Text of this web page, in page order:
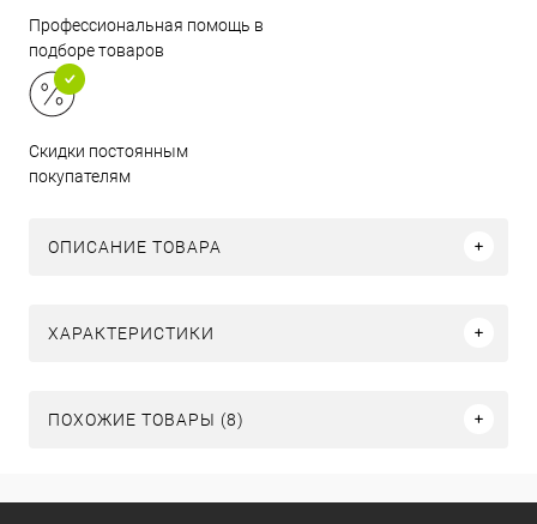
Профессиональная помощь в
подборе товаров
Скидки постоянным
покупателям
ОПИСАНИЕ ТОВАРА
ХАРАКТЕРИСТИКИ
ПОХОЖИЕ ТОВАРЫ (8)